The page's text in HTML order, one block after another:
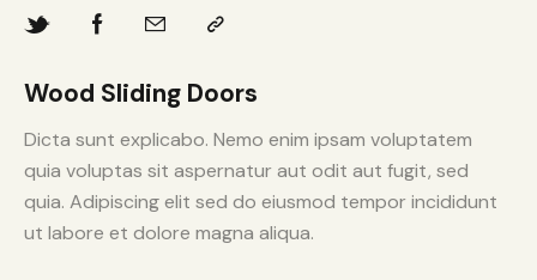
Wood Sliding Doors
Dicta sunt explicabo. Nemo enim ipsam voluptatem
quia voluptas sit aspernatur aut odit aut fugit, sed
quia. Adipiscing elit sed do eiusmod tempor incididunt
ut labore et dolore magna aliqua.